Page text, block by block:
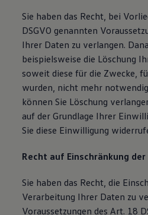
Sie haben das Recht, bei
DSGVO genannten
Ihrer Daten zu verlangen.
beispielsweise die Löschung
soweit diese für die Zwecke,
wurden, nicht mehr
können Sie Löschung
auf der Grundlage Ihrer
Sie diese Einwilligung
Recht auf Einschränkung
Sie haben das Recht, die
Verarbeitung Ihrer Daten zu
Voraussetzungen des Art. 18